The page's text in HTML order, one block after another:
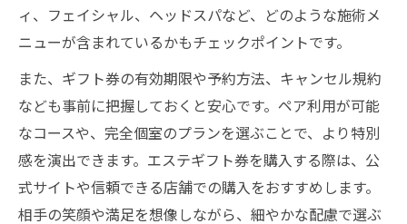
ィ、フェイシャル、ヘッドスパなど、どのような施術メ
ニューが含まれているかもチェックポイントです。
また、ギフト券の有効期限や予約方法、キャンセル規約
なども事前に把握しておくと安心です。ペア利用が可能
なコースや、完全個室のプランを選ぶことで、より特別
感を演出できます。エステギフト券を購入する際は、公
式サイトや信頼できる店舗での購入をおすすめします。
相手の笑顔や満足を想像しながら、細やかな配慮で選ぶ